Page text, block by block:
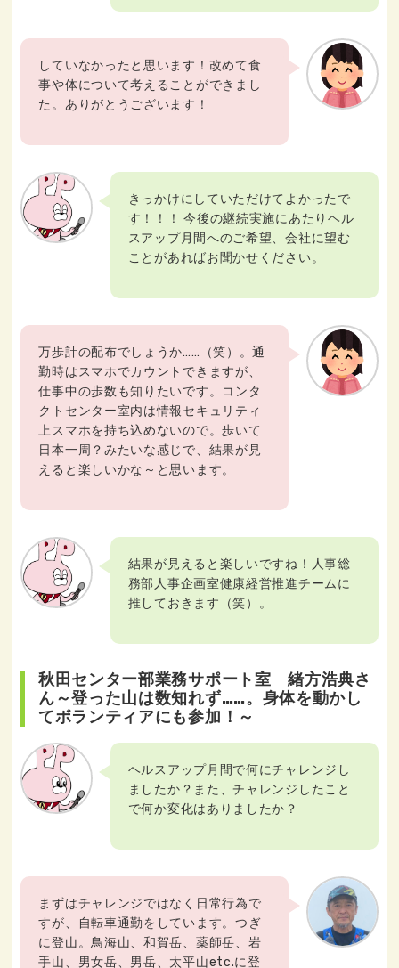
していなかったと思います！改めて食
事や体について考えることができまし
た。ありがとうございます！
きっかけにしていただけてよかったで
す！！！ 今後の継続実施にあたりヘル
スアップ月間へのご希望、会社に望む
ことがあればお聞かせください。
万歩計の配布でしょうか……（笑）。通
勤時はスマホでカウントできますが、
仕事中の歩数も知りたいです。コンタ
クトセンター室内は情報セキュリティ
上スマホを持ち込めないので。歩いて
日本一周？みたいな感じで、結果が見
えると楽しいかな～と思います。
結果が見えると楽しいですね！人事総
務部人事企画室健康経営推進チームに
推しておきます（笑）。
秋田センター部業務サポート室 緒方浩典さ
ん～登った山は数知れず……。身体を動かし
てボランティアにも参加！～
ヘルスアップ月間で何にチャレンジし
ましたか？また、チャレンジしたこと
で何か変化はありましたか？
まずはチャレンジではなく日常行為で
すが、自転車通勤をしています。つぎ
に登山。鳥海山、和賀岳、薬師岳、岩
手山、男女岳、男岳、太平山etc.に登